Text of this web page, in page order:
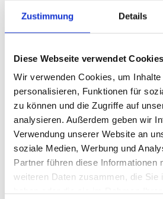
Zustimmung Details
Diese Webseite verwendet Cookies
Wir verwenden Cookies, um
personalisieren, Funktionen für
zu können und die Zugriffe auf
analysieren. Außerdem geben wir
Verwendung unserer Website an
soziale Medien, Werbung und
Partner führen diese Informationen
weiteren Daten zusammen, die Sie
STIMMRECHTSVERTRETUNG DURCH
Die DSW vertritt Ihre Stimmrechte
wichtigen Hauptversammlungen in
VERGANGENE
archiv.hauptversammlung.de